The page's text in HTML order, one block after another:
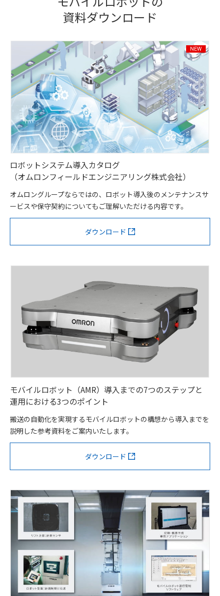
資料ダウンロード
ロボットシステム導入カタログ
（オムロンフィールドエンジニアリング株式会社）
オムロングループならではの、ロボット導入後のメンテナンスサ
ービスや保守契約についてもご理解いただける内容です。
ダウンロード
モバイルロボット（AMR）導入までの7つのステップと
運用における3つのポイント
搬送の自動化を実現するモバイルロボットの構想から導入までを
説明した参考資料をご案内いたします。
ダウンロード